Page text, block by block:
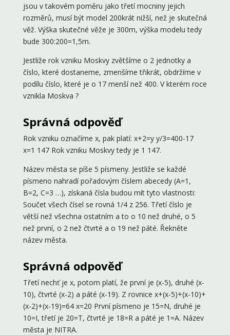
jsou v takovém poměru jako třetí mocniny jejich
rozměrů, musí být model 200krát nižší, než je skutečná
věž. Výška skutečné věže je 300m, výška modelu tedy
bude 300:200=1,5m.
Jestliže rok vzniku Moskvy zvětšíme o 2 jednotky a
číslo, které dostaneme, zmenšíme třikrát, obdržíme v
podílu číslo, které je o 17 menší než 400. V kterém roce
vznikla Moskva ?
Správná odpověď
Rok vzniku označíme x, pak platí: x+2=y y/3=400-17
x=1 147 Rok vzniku Moskvy tedy je 1 147.
Název města se píše 5 písmeny. Jestliže se každé
písmeno nahradí pořadovým číslem abecedy (A=1,
B=2, C=3 …), získaná čísla budou mít tyto vlastnosti:
Součet všech čísel se rovná 1/4 z 256. Třetí číslo je
větší než všechna ostatním a to o 10 než druhé, o 5
než první, o 2 než čtvrté a o 19 než páté. Řekněte
název města.
Správná odpověď
Třetí nechť je x, potom platí, že první je (x-5), druhé (x-
10), čtvrté (x-2) a páté (x-19). Z rovnice x+(x-5)+(x-10)+
(x-2)+(x-19)=64 x=20 První písmeno je 15=N, druhé je
10=I, třetí je 20=T, čtvrté je 18=R a páté je 1=A. Název
města je NITRA.